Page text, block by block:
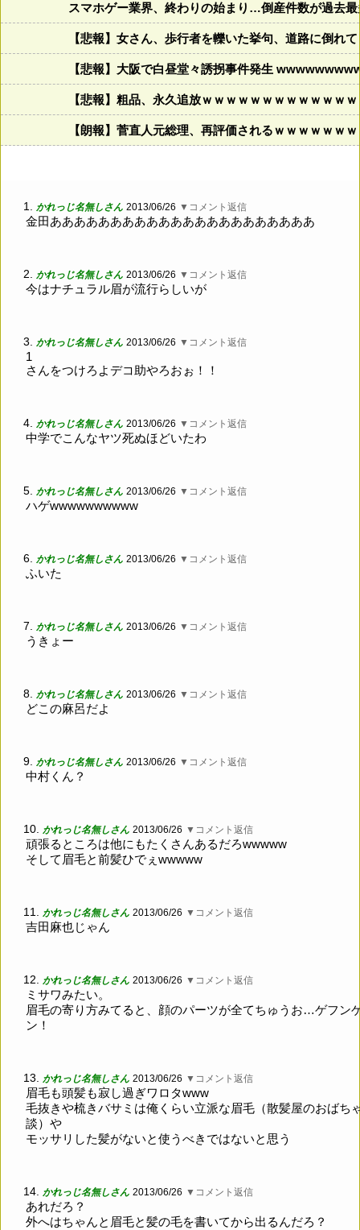
スマホゲー業界、終わりの始まり…倒産件数が過去
【悲報】女さん、歩行者を轢いた挙句、道路に倒れ
【悲報】大阪で白昼堂々誘拐事件発生
【悲報】粗品、永久追放ｗｗｗｗｗｗｗｗｗｗｗｗ
【朗報】菅直人元総理、再評価されるｗｗｗｗｗｗ
1. かれっじ名無しさん 2013/06/26 ▼コメント返信
金田ああああああああああああああああああああああ
2. かれっじ名無しさん 2013/06/26 ▼コメント返信
今はナチュラル眉が流行らしいが
3. かれっじ名無しさん 2013/06/26 ▼コメント返信
1
さんをつけろよデコ助やろおぉ！！
4. かれっじ名無しさん 2013/06/26 ▼コメント返信
中学でこんなヤツ死ぬほどいたわ
5. かれっじ名無しさん 2013/06/26 ▼コメント返信
ハゲwwwwwwwwww
6. かれっじ名無しさん 2013/06/26 ▼コメント返信
ふいた
7. かれっじ名無しさん 2013/06/26 ▼コメント返信
うきょー
8. かれっじ名無しさん 2013/06/26 ▼コメント返信
どこの麻呂だよ
9. かれっじ名無しさん 2013/06/26 ▼コメント返信
中村くん？
10. かれっじ名無しさん 2013/06/26 ▼コメント返信
頑張るところは他にもたくさんあるだろwwwww
そして眉毛と前髪ひでぇwwwww
11. かれっじ名無しさん 2013/06/26 ▼コメント返信
吉田麻也じゃん
12. かれっじ名無しさん 2013/06/26 ▼コメント返信
ミサワみたい。
眉毛の寄り方みてると、顔のパーツが全てちゅうお…ゲフン
ン！
13. かれっじ名無しさん 2013/06/26 ▼コメント返信
眉毛も頭髪も寂し過ぎワロタwww
毛抜きや梳きバサミは俺くらい立派な眉毛（散髪屋のおばち
談）や
モッサリした髪がないと使うべきではないと思う
14. かれっじ名無しさん 2013/06/26 ▼コメント返信
あれだろ？
外へはちゃんと眉毛と髪の毛を書いてから出るんだろ？